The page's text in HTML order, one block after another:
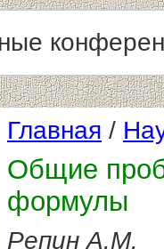
Главная /
Общие
формулы
Репин А.М.